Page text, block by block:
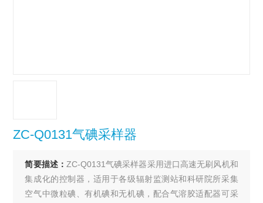
ZC-Q0131气碘采样器
简要描述： ZC-Q0131气碘采样器采用进口高速无刷风机和
集成化的控制器，适用于各级辐射监测站和科研院所采集
空气中微粒碘、有机碘和无机碘，配合气溶胶适配器可采